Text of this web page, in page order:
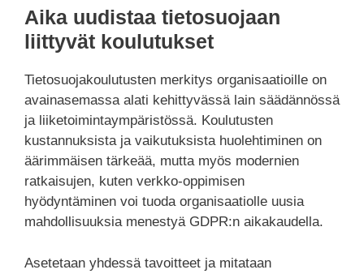
Aika uudistaa tietosuojaan
liittyvät koulutukset
Tietosuojakoulutusten merkitys organisaatioille on
avainasemassa alati kehittyvässä lain säädännössä
ja liiketoimintaympäristössä. Koulutusten
kustannuksista ja vaikutuksista huolehtiminen on
äärimmäisen tärkeää, mutta myös modernien
ratkaisujen, kuten verkko-oppimisen
hyödyntäminen voi tuoda organisaatiolle uusia
mahdollisuuksia menestyä GDPR:n aikakaudella.
Asetetaan yhdessä tavoitteet ja mitataan